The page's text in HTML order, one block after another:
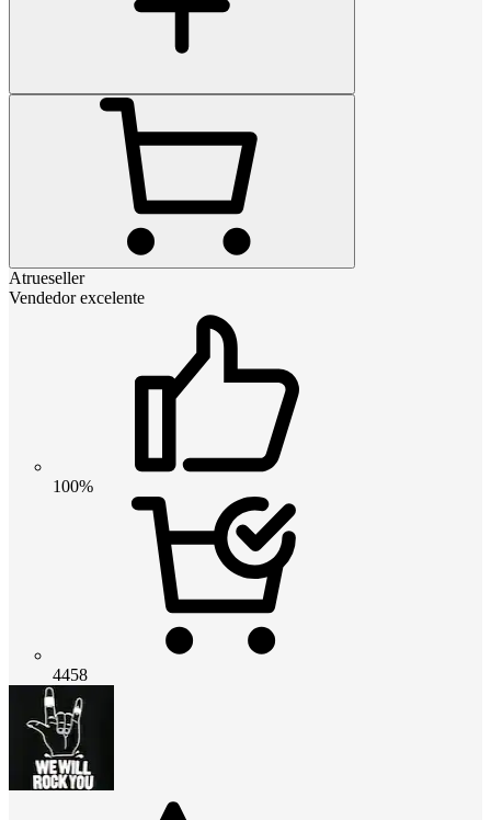
Atrueseller
Vendedor excelente
100%
4458